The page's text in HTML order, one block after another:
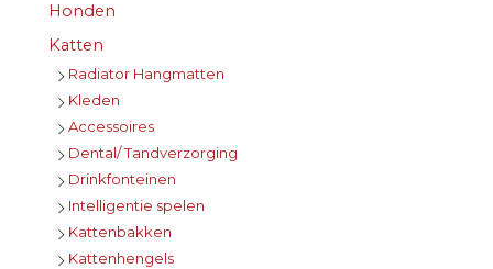
Honden
Katten
Radiator Hangmatten
Kleden
Accessoires
Dental/ Tandverzorging
Drinkfonteinen
Intelligentie spelen
Kattenbakken
Kattenhengels